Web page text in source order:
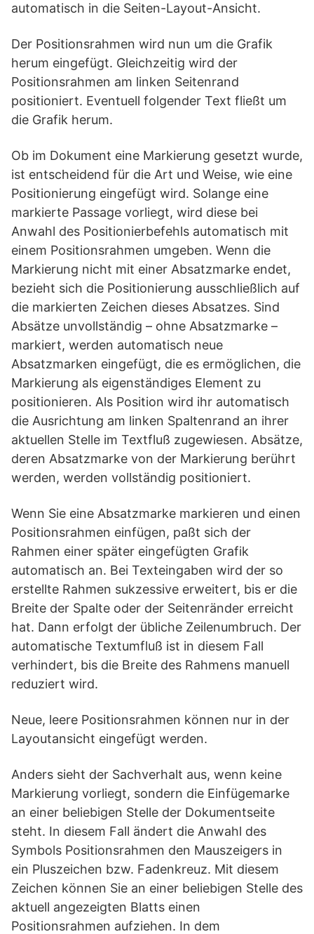
automatisch in die Seiten-Layout-Ansicht.
Der Positionsrahmen wird nun um die Grafik
herum eingefügt. Gleichzeitig wird der
Positionsrahmen am linken Seitenrand
positioniert. Eventuell folgender Text fließt um
die Grafik herum.
Ob im Dokument eine Markierung gesetzt wurde,
ist entscheidend für die Art und Weise, wie eine
Positionierung eingefügt wird. Solange eine
markierte Passage vorliegt, wird diese bei
Anwahl des Positionierbefehls automatisch mit
einem Positionsrahmen umgeben. Wenn die
Markierung nicht mit einer Absatzmarke endet,
bezieht sich die Positionierung ausschließlich auf
die markierten Zeichen dieses Absatzes. Sind
Absätze unvollständig – ohne Absatzmarke –
markiert, werden automatisch neue
Absatzmarken eingefügt, die es ermöglichen, die
Markierung als eigenständiges Element zu
positionieren. Als Position wird ihr automatisch
die Ausrichtung am linken Spaltenrand an ihrer
aktuellen Stelle im Textfluß zugewiesen. Absätze,
deren Absatzmarke von der Markierung berührt
werden, werden vollständig positioniert.
Wenn Sie eine Absatzmarke markieren und einen
Positionsrahmen einfügen, paßt sich der
Rahmen einer später eingefügten Grafik
automatisch an. Bei Texteingaben wird der so
erstellte Rahmen sukzessive erweitert, bis er die
Breite der Spalte oder der Seitenränder erreicht
hat. Dann erfolgt der übliche Zeilenumbruch. Der
automatische Textumfluß ist in diesem Fall
verhindert, bis die Breite des Rahmens manuell
reduziert wird.
Neue, leere Positionsrahmen können nur in der
Layoutansicht eingefügt werden.
Anders sieht der Sachverhalt aus, wenn keine
Markierung vorliegt, sondern die Einfügemarke
an einer beliebigen Stelle der Dokumentseite
steht. In diesem Fall ändert die Anwahl des
Symbols Positionsrahmen den Mauszeigers in
ein Pluszeichen bzw. Fadenkreuz. Mit diesem
Zeichen können Sie an einer beliebigen Stelle des
aktuell angezeigten Blatts einen
Positionsrahmen aufziehen. In dem